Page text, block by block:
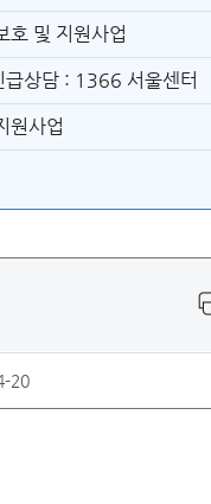
호 및 지원사업
급상담 : 1366 서울센터
원사업
20